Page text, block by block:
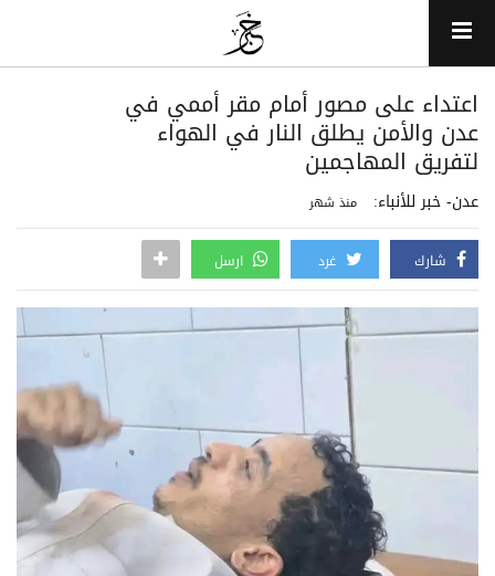
اعتداء على مصور أمام مقر أممي في
عدن والأمن يطلق النار في الهواء
لتفريق المهاجمين
عدن- خبر للأنباء: منذ شهر
شارك غرد ارسل